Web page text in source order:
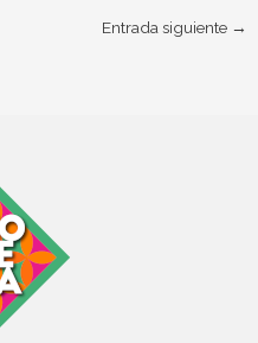
Entrada siguiente →